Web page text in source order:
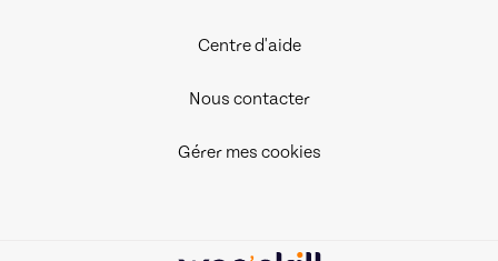
Centre d'aide
Nous contacter
Gérer mes cookies